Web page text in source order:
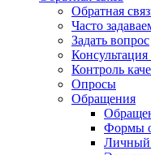
Обратная
Часто
Задать вопрос
Контроль
Опросы
Обращения
Формы
Личный